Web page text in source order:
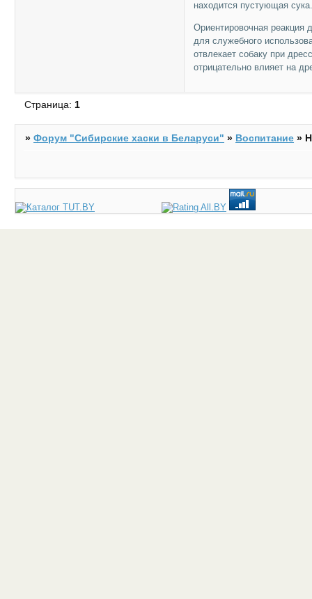
находится пустующая
Ориентировочная реакция
для служебного
отвлекает собаку при
отрицательно влияет на
Страница: 1
»Форум "Cибирские хаски в Беларуси" » Воспитание »